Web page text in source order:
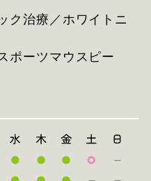
ク治療／ホワイトニ
ポーツマウスピー